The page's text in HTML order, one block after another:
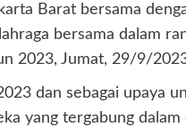
Barat bersama
bersama dalam
2023, Jumat, 29/9/
dan sebagai upaya
yang tergabung dalam